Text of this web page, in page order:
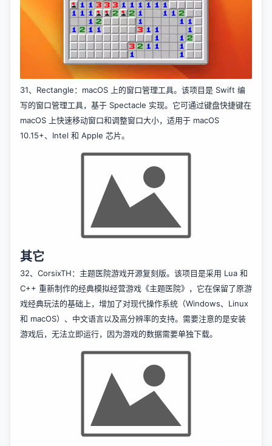
31、Rectangle：macOS 上的窗口管理工具。该项目是 Swift 编
写的窗口管理工具，基于 Spectacle 实现。它可通过键盘快捷键在
macOS 上快速移动窗口和调整窗口大小，适用于 macOS
10.15+、Intel 和 Apple 芯片。
：主题医院游戏开源复刻版。该项目是采用 Lua 和